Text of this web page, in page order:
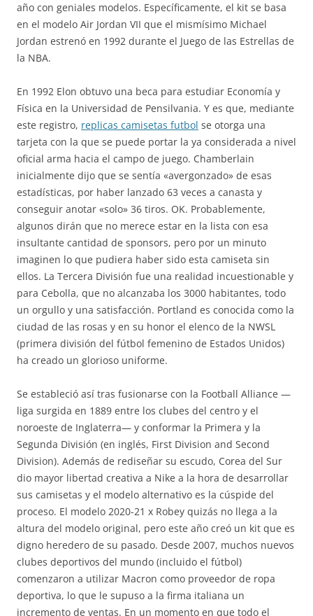
año con geniales modelos. Específicamente, el kit se basa
en el modelo Air Jordan VII que el mismísimo Michael
Jordan estrenó en 1992 durante el Juego de las Estrellas de
la NBA.
En 1992 Elon obtuvo una beca para estudiar Economía y
Física en la Universidad de Pensilvania. Y es que, mediante
este registro, replicas camisetas futbol se otorga una
tarjeta con la que se puede portar la ya considerada a nivel
oficial arma hacia el campo de juego. Chamberlain
inicialmente dijo que se sentía «avergonzado» de esas
estadísticas, por haber lanzado 63 veces a canasta y
conseguir anotar «solo» 36 tiros. OK. Probablemente,
algunos dirán que no merece estar en la lista con esa
insultante cantidad de sponsors, pero por un minuto
imaginen lo que pudiera haber sido esta camiseta sin
ellos. La Tercera División fue una realidad incuestionable y
para Cebolla, que no alcanzaba los 3000 habitantes, todo
un orgullo y una satisfacción. Portland es conocida como la
ciudad de las rosas y en su honor el elenco de la NWSL
(primera división del fútbol femenino de Estados Unidos)
ha creado un glorioso uniforme.
Se estableció así tras fusionarse con la Football Alliance —
liga surgida en 1889 entre los clubes del centro y el
noroeste de Inglaterra— y conformar la Primera y la
Segunda División (en inglés, First Division and Second
Division). Además de rediseñar su escudo, Corea del Sur
dio mayor libertad creativa a Nike a la hora de desarrollar
sus camisetas y el modelo alternativo es la cúspide del
proceso. El modelo 2020-21 x Robey quizás no llega a la
altura del modelo original, pero este año creó un kit que es
digno heredero de su pasado. Desde 2007, muchos nuevos
clubes deportivos del mundo (incluido el fútbol)
comenzaron a utilizar Macron como proveedor de ropa
deportiva, lo que le supuso a la firma italiana un
incremento de ventas. En un momento en que todo el